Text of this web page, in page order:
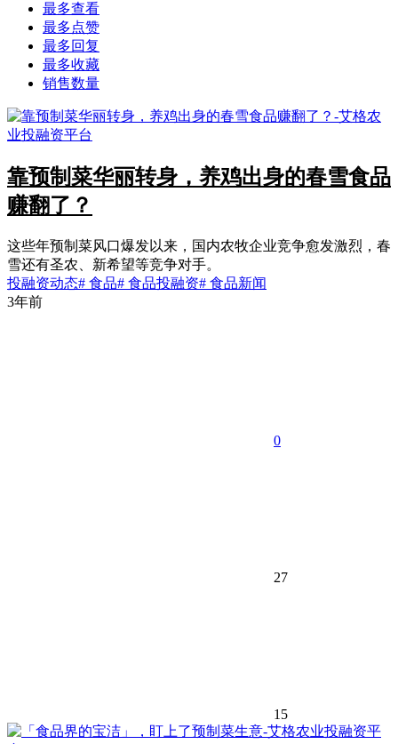
最多查看
最多点赞
最多回复
最多收藏
销售数量
靠预制菜华丽转身，养鸡出身的春雪食品
赚翻了？
这些年预制菜风口爆发以来，国内农牧企业竞争愈发激烈，春
雪还有圣农、新希望等竞争对手。
投融资动态# 食品# 食品投融资# 食品新闻
3年前
0
27
15